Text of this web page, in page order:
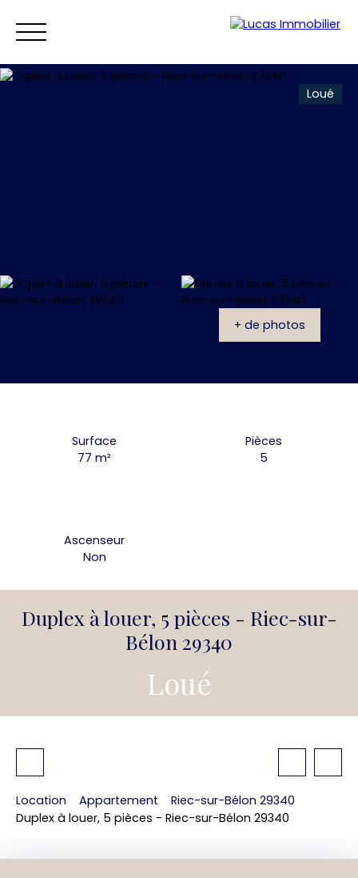
Loué
+ de photos
Surface
77m²
Pièces
5
Ascenseur
Non
Duplex à louer, 5 pièces - Riec-sur-
Bélon 29340
Loué
Location Appartement
Riec-sur-Bélon 29340
Duplex à louer, 5 pièces - Riec-sur-Bélon 29340